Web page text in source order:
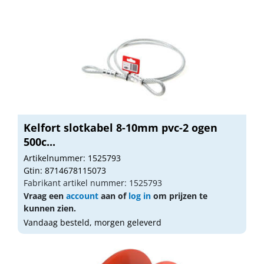
Kelfort slotkabel 8-10mm pvc-2 ogen
500c...
Artikelnummer: 1525793
Gtin: 8714678115073
Fabrikant artikel nummer: 1525793
Vraag een account aan of log in om prijzen te
kunnen zien.
Vandaag besteld, morgen geleverd